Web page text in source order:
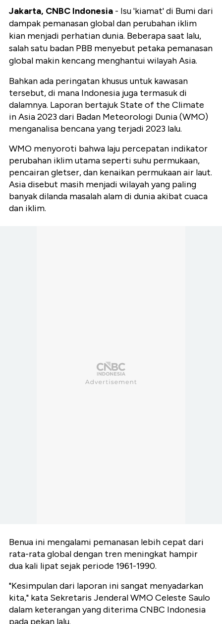
Jakarta, CNBC Indonesia - Isu 'kiamat' di Bumi dari
dampak pemanasan global dan perubahan iklim
kian menjadi perhatian dunia. Beberapa saat lalu,
salah satu badan PBB menyebut petaka pemanasan
global makin kencang menghantui wilayah Asia.
Bahkan ada peringatan khusus untuk kawasan
tersebut, di mana Indonesia juga termasuk di
dalamnya. Laporan bertajuk State of the Climate
in Asia 2023 dari Badan Meteorologi Dunia (WMO)
menganalisa bencana yang terjadi 2023 lalu.
WMO menyoroti bahwa laju percepatan indikator
perubahan iklim utama seperti suhu permukaan,
pencairan gletser, dan kenaikan permukaan air laut.
Asia disebut masih menjadi wilayah yang paling
banyak dilanda masalah alam di dunia akibat cuaca
dan iklim.
Benua ini mengalami pemanasan lebih cepat dari
rata-rata global dengan tren meningkat hampir
dua kali lipat sejak periode 1961-1990.
"Kesimpulan dari laporan ini sangat menyadarkan
kita," kata Sekretaris Jenderal WMO Celeste Saulo
dalam keterangan yang diterima CNBC Indonesia
pada pekan lalu.